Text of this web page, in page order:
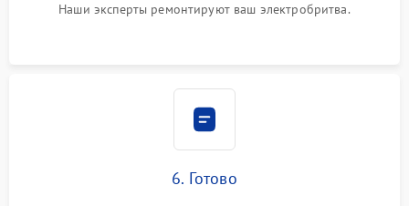
Наши эксперты ремонтируют ваш электробритва.
6. Готово